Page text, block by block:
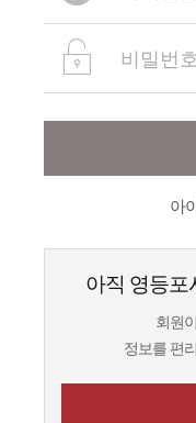
아
아직 영등포
회원
정보를 편